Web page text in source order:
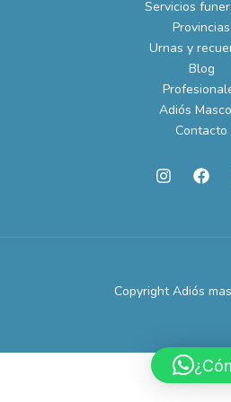
Servicios
Provincias
Urnas y
Blog
Adiós
Contacto
Copyright Adiós